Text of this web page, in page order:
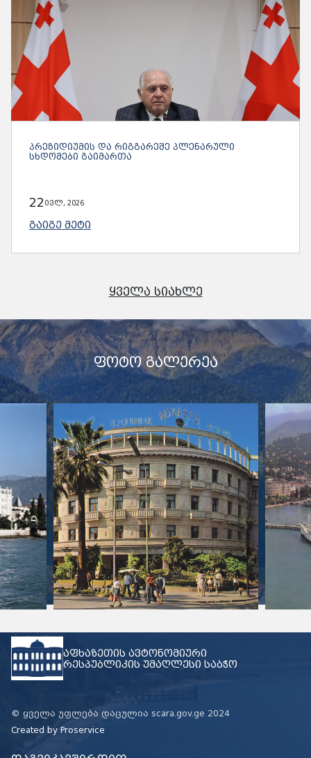
ᲞᲠᲔᲖᲘᲓᲘᲣᲛᲘᲡ ᲓᲐ ᲠᲘᲒᲒᲐᲠᲔᲨᲔ ᲞᲚᲔᲜᲐᲠᲣᲚᲘ
ᲡᲮᲓᲝᲛᲔᲑᲘ ᲒᲐᲘᲛᲐᲠᲗᲐ
22 ივლ, 2026
ᲒᲐᲘᲒᲔ ᲛᲔᲢᲘ
ᲧᲕᲔᲚᲐ ᲡᲘᲐᲮᲚᲔ
ᲤᲝᲢᲝ ᲒᲐᲚᲔᲠᲔᲐ
აფხაზეთის ავტონომიური
რესპუბლიკის უმაღლესი საბჭო
© ყველა უფლება დაცულია scara.gov.ge 2024
Created by Proservice